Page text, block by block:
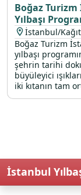
Boğaz
Yılbaşı
İstanbul/
Boğaz Turizm
yılbaşı
şehrin tarihi
büyüleyici
iki kıtanın tam
unutulmaz bir
davetlisiniz.
teknemizin
atmosferinde,
havai fişek
2026 yılına
başlangıç
İstanbul